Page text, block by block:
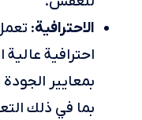
الاحترافية:
احترافية
بمعايير
بما في ذلك